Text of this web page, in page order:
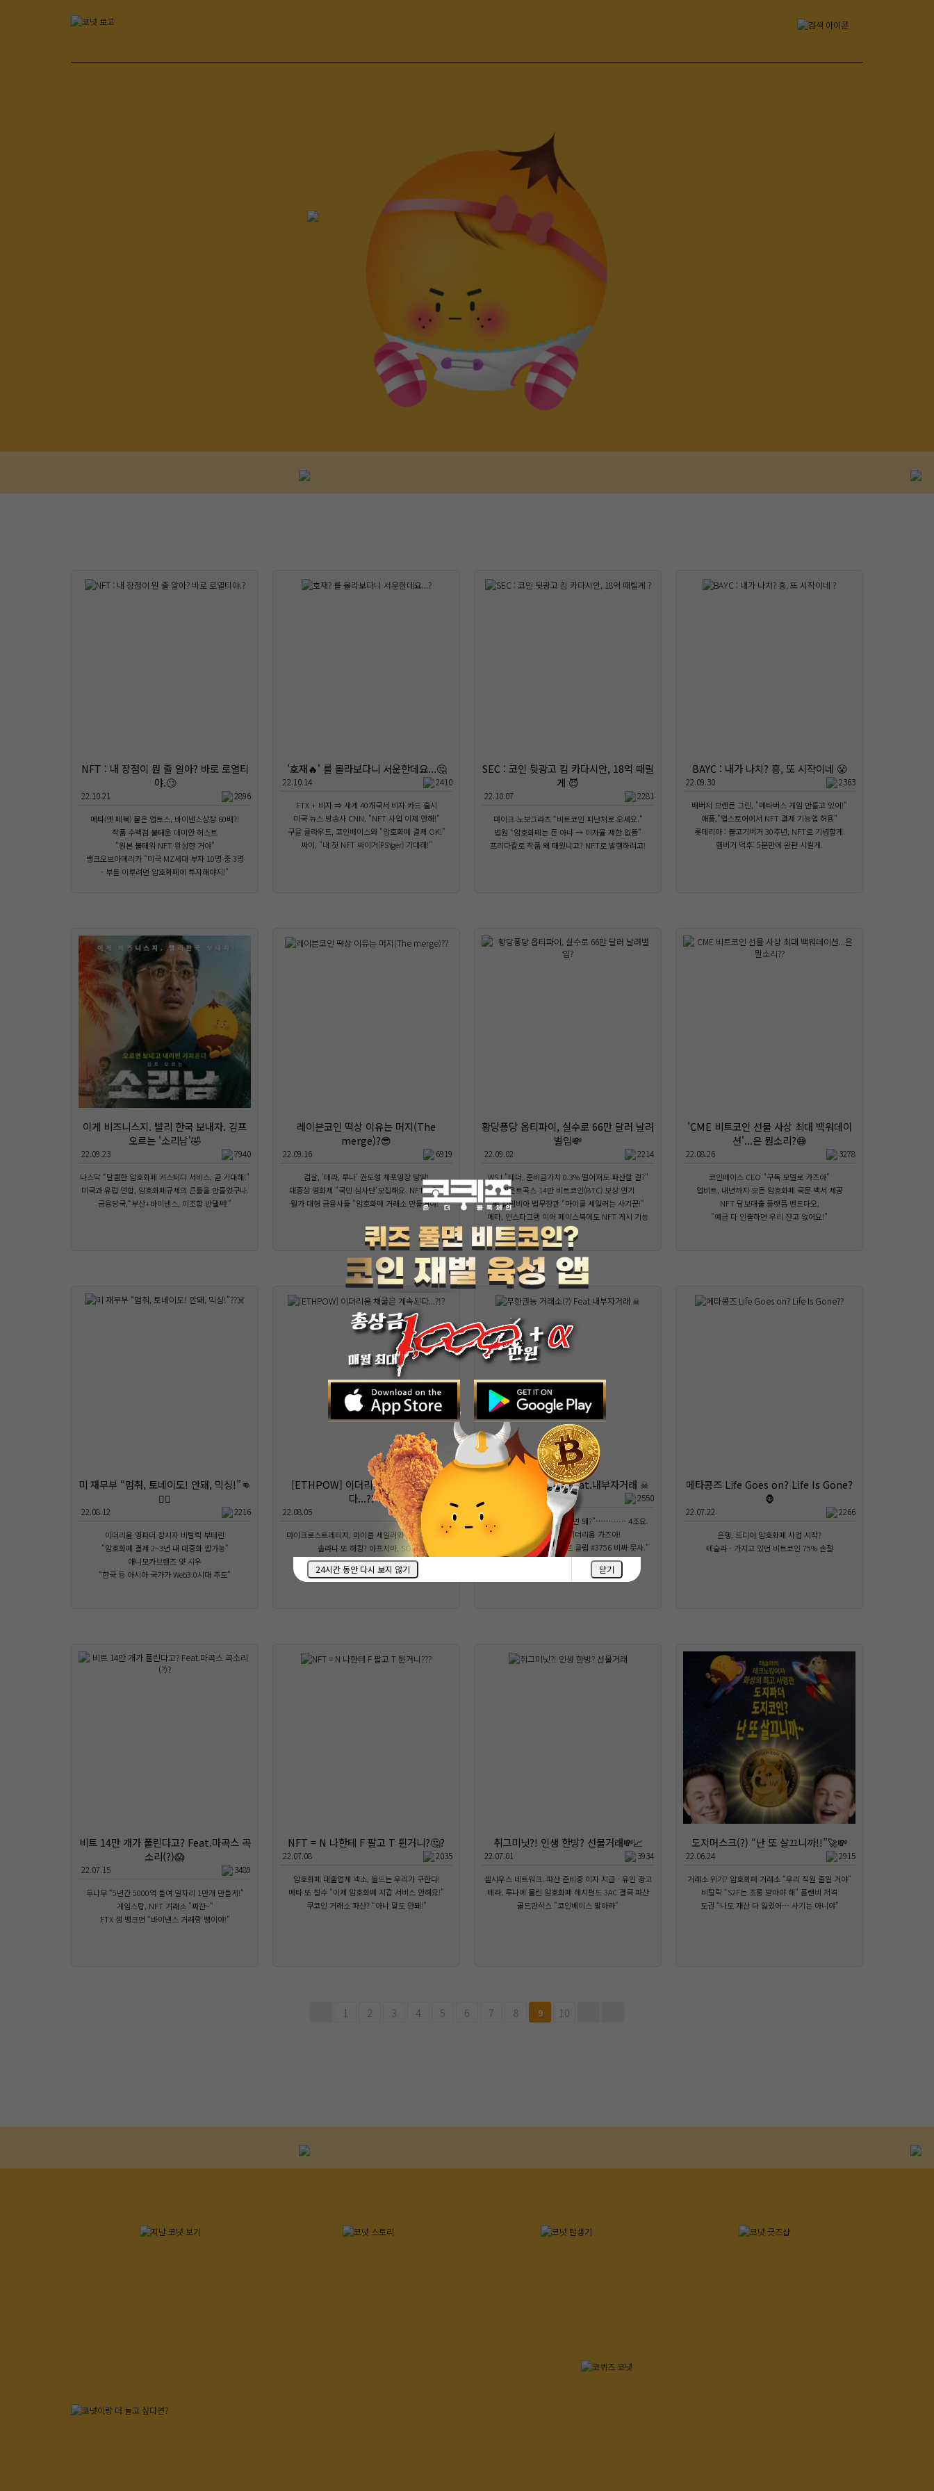
24시간 동안 다시 보지 않기 닫기
NFT : 내 장점이 뭔 줄 알아? 바로 로열티
야.🙄
22.10.21 2896
메타(옛 페북) 뭍은 앱토스, 바이낸스상장 60배?!
작품 수백점 불태운 데미안 허스트
"원본 불태워 NFT 완성한 거야"
뱅크오브아메리카 "미국 MZ세대 부자 10명 중 3명
- 부를 이루려면 암호화폐에 투자해야지!"
'호재🔥' 를 몰라보다니 서운한데요...🤔
22.10.14 2410
FTX + 비자 ⇒ 세계 40개국서 비자 카드 출시
미국 뉴스 방송사 CNN, "NFT 사업 이제 안해!"
구글 클라우드, 코인베이스와 "암호화폐 결제 OK!"
싸이, "내 첫 NFT 싸이거(PSYger) 기대해!"
SEC : 코인 뒷광고 킴 카다시안, 18억 때릴
게 😈
22.10.07 2281
마이크 노보그라츠 “비트코인 피난처로 오세요.”
법원 “암호화폐는 돈 아냐 → 이자율 제한 없뜸”
프리다칼로 작품 왜 태웠냐고? NFT로 발행하려고!
BAYC : 내가 나치? 흥, 또 시작이네 😤
22.09.30 2363
배버지 브렌든 그린, "메타버스 게임 만들고 있어!"
애플,"앱스토어에서 NFT 결제 기능앱 허용"
롯데리아 : 불고기버거 30주년, NFT로 기념할게.
햄버거 덕후: 5분만에 완판 시킬게.
이게 비즈니스지. 빨리 한국 보내자. 김프
오르는 '소리남'🤣
22.09.23 7940
나스닥 “달콤한 암호화폐 커스터디 서비스, 곧 기대해!”
미국과 유럽 연합, 암호화폐규제의 큰틀을 만들었구나.
금융당국,“부산+바이낸스, 이조합 반댈쎄!"
레이븐코인 떡상 이유는 머지(The
merge)?😎
22.09.16 6919
검찰, '테라, 루나' 권도형 체포영장 땅땅!
대종상 영화제 "국민 심사단'모집해요. NFT로요!"
월가 대형 금융사들 "암호화폐 거래소 만들거야!"
황당퐁당 옵티파이, 실수로 66만 달러 날려
벌임💸
22.09.02 2214
WSJ,"테더, 준비금가치 0.3% 떨어져도 파산할 걸?"
마운트곡스 14만 비트코인(BTC) 보상 연기
美 컬럼비아 법무장관 "마이클 세일러는 사기꾼!"
메타, 인스타그램 이어 페이스북에도 NFT 게시 기능
'CME 비트코인 선물 사상 최대 백워데이
션'...은 뭔소리?😅
22.08.26 3278
코인베이스 CEO "구독 모델로 가즈아"
업비트, 내년까지 모든 암호화폐 국문 백서 제공
NFT 담보대출 플랫폼 벤드다오,
"예금 다 인출하면 우리 잔고 없어요!"
미 재무부 “멈춰, 토네이도! 안돼, 믹싱!”👊
🏴‍☠️
22.08.12 2216
이더리움 영파더 창시자 비탈릭 부테린
"암호화폐 결제 2~3년 내 대중화 쌉가능"
애니모카브랜즈 얏 시우
“한국 등 아시아 국가가 Web3.0시대 주도”
[ETHPOW] 이더리움 채굴은 계속된
다...?!👊
22.08.05
마이크로스트레티지, 마이클 세일러와 ‘헤어질 결심’
솔라나 또 해킹? 아프지마, SOL
무한권능 거래소(?) Feat.내부자거래 ☠
2550
FTX 샘 뱅크먼, “빗썸, 얼마면 돼?”………… 4조요.
콩즈코인 데리고 이더리움 가즈아!
마돈나 “지루한 원숭이 요트 클럽 #3756 비싸 못사.”
메타콩즈 Life Goes on? Life Is Gone?
🦍
22.07.22 2266
은행, 드디어 암호화폐 사업 시작?
테슬라 - 가지고 있던 비트코인 75% 손절
비트 14만 개가 풀린다고? Feat.마곡스 곡
소리(?)😱
22.07.15 3489
두나무 “5년간 5000억 들여 일자리 1만개 만들게!”
게임스탑, NFT 거래소 "짜잔~"
FTX 샘 뱅크먼 “바이낸스 거래량 뻥이야!"
NFT = N 나한테 F 팔고 T 튄거니?🤔?
22.07.08 2035
암호화폐 대출업체 넥소, 볼드는 우리가 구한다!
메타 또 철수 "이제 암호화폐 지갑 서비스 안해요!"
쿠코인 거래소 파산? “아냐 말도 안돼!”
취그미닛?! 인생 한방? 선물거래💸📈
22.07.01 3934
셀시우스 네트워크, 파산 준비중 이자 지급ㆍ유인 광고
테라, 루나에 물린 암호화폐 헤지펀드 3AC 결국 파산
골드만삭스 "코인베이스 팔아라"
도지머스크(?) “난 또 살끄니까!!”🚀💸
22.06.24 2915
거래소 위기? 암호화폐 거래소 “우리 직원 줄일 거야”
비탈릭 “S2F는 조롱 받아야 해" 플랜비 저격
도권 “나도 재산 다 잃었어… 사기는 아니야”
1 2 3 4 5 6 7 8 9 10